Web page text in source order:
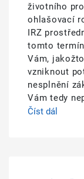
životního
ohlašovací
IRZ
tomto
Vám,
vzniknout
nesplnění
Vám tedy
Číst dál